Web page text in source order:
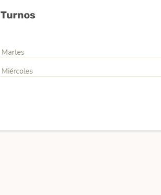
Turnos
Martes
Miércoles